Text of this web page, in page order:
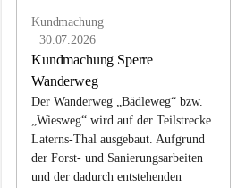
Kundmachung
30.07.2026
Kundmachung Sperre
Wanderweg
Der Wanderweg „Bädleweg“ bzw.
„Wiesweg“ wird auf der Teilstrecke
Laterns-Thal ausgebaut. Aufgrund
der Forst- und Sanierungsarbeiten
und der dadurch entstehenden